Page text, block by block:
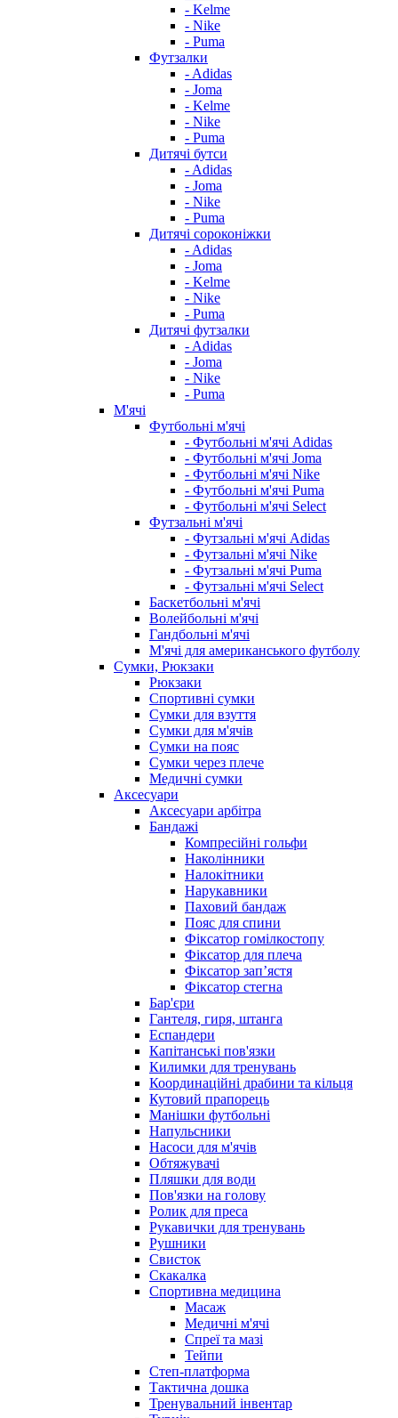
- Kelme
- Nike
- Puma
Футзалки
- Adidas
- Joma
- Kelme
- Nike
- Puma
Дитячі бутси
- Adidas
- Joma
- Nike
- Puma
Дитячі сороконіжки
- Adidas
- Joma
- Kelme
- Nike
- Puma
Дитячі футзалки
- Adidas
- Joma
- Nike
- Puma
М'ячі
Футбольні м'ячі
- Футбольні м'ячі Adidas
- Футбольні м'ячі Joma
- Футбольні м'ячі Nike
- Футбольні м'ячі Puma
- Футбольні м'ячі Select
Футзальні м'ячі
- Футзальні м'ячі Adidas
- Футзальні м'ячі Nike
- Футзальні м'ячі Puma
- Футзальні м'ячі Select
Баскетбольні м'ячі
Волейбольні м'ячі
Гандбольні м'ячі
М'ячі для американського футболу
Сумки, Рюкзаки
Рюкзаки
Спортивні сумки
Сумки для взуття
Сумки для м'ячів
Сумки на пояс
Сумки через плече
Медичні сумки
Аксесуари
Аксесуари арбітра
Бандажі
Компресійні гольфи
Наколінники
Налокітники
Нарукавники
Паховий бандаж
Пояс для спини
Фіксатор гомілкостопу
Фіксатор для плеча
Фіксатор запʼястя
Фіксатор стегна
Бар'єри
Гантеля, гиря, штанга
Еспандери
Капітанські пов'язки
Килимки для тренувань
Координаційні драбини та кільця
Кутовий прапорець
Манішки футбольні
Напульсники
Насоси для м'ячів
Обтяжувачі
Пляшки для води
Пов'язки на голову
Ролик для преса
Рукавички для тренувань
Рушники
Свисток
Скакалка
Спортивна медицина
Масаж
Медичні м'ячі
Спреї та мазі
Тейпи
Степ-платформа
Тактична дошка
Тренувальний інвентар